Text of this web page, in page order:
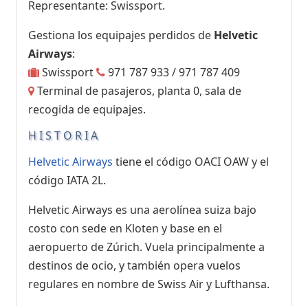
Representante: Swissport.
Gestiona los equipajes perdidos de Helvetic
Airways:
Swissport
971 787 933 / 971 787 409
Terminal de pasajeros, planta 0, sala de
recogida de equipajes.
HISTORIA
Helvetic Airways tiene el código OACI OAW y el
código IATA 2L.
Helvetic Airways es una aerolínea suiza bajo
costo con sede en Kloten y base en el
aeropuerto de Zúrich. Vuela principalmente a
destinos de ocio, y también opera vuelos
regulares en nombre de Swiss Air y Lufthansa.